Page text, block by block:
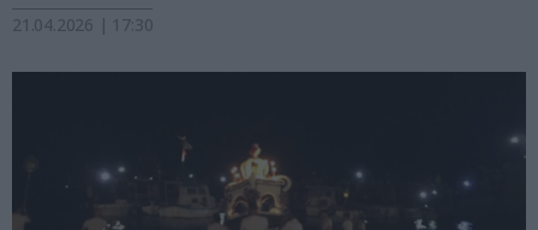
21.04.2026 | 17:30